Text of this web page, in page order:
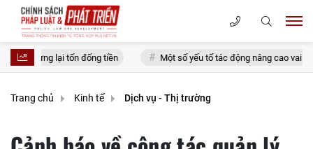
tốn đống tiền Một số yếu tố tác động nâng cao vai trò thanh niên
Trang chủ Kinh tế Dịch vụ - Thị trường